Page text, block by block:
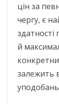
цін за
чергу, є
здатності
й
залежить